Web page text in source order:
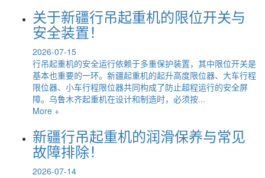
关于新疆行吊起重机的限位开关与
安全装置！
2026-07-15
行吊起重机的安全运行依赖于多重保护装置，其中限位开关是
基本也重要的一环。新疆起重机的起升高度限位器、大车行程
限位器、小车行程限位器共同构成了防止超程运行的安全屏
障。乌鲁木齐起重机在设计和制造时，必须按...
More +
新疆行吊起重机的润滑保养与常见
故障排除！
2026-07-14